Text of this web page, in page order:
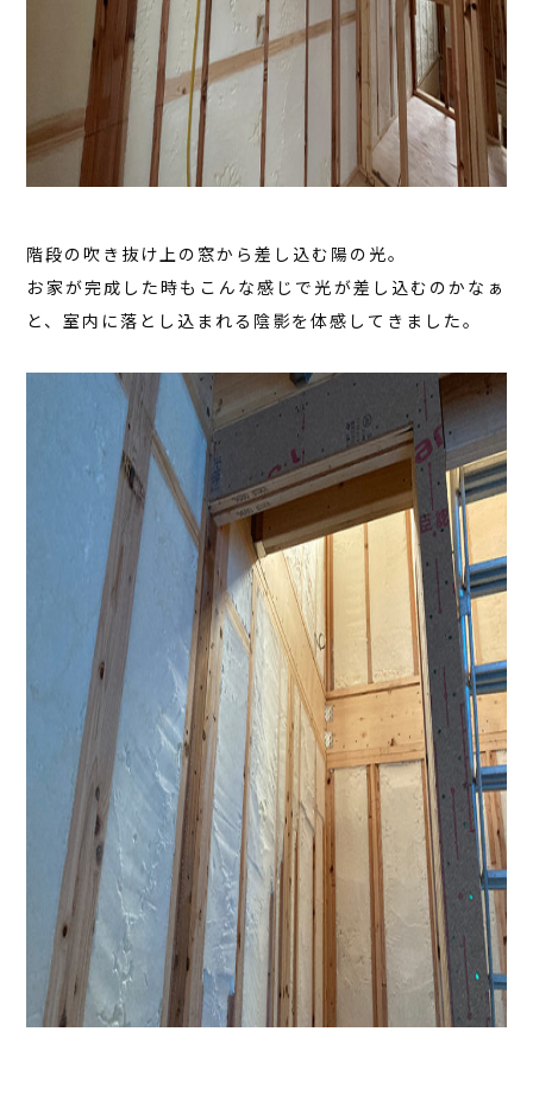
階段の吹き抜け上の窓から差し込む陽の光。
お家が完成した時もこんな感じで光が差し込むのかなぁ
と、室内に落とし込まれる陰影を体感してきました。